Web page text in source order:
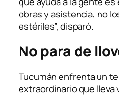
obras y asistencia, no
estériles”, disparó.
No para de
Tucumán enfrenta un
extraordinario que lleva